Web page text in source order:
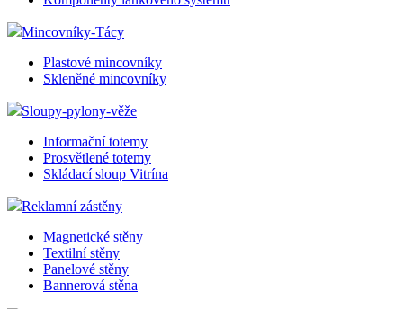
Mincovníky-Tácy
Plastové mincovníky
Skleněné mincovníky
Sloupy-pylony-věže
Informační totemy
Prosvětlené totemy
Skládací sloup Vitrína
Reklamní zástěny
Magnetické stěny
Textilní stěny
Panelové stěny
Bannerová stěna